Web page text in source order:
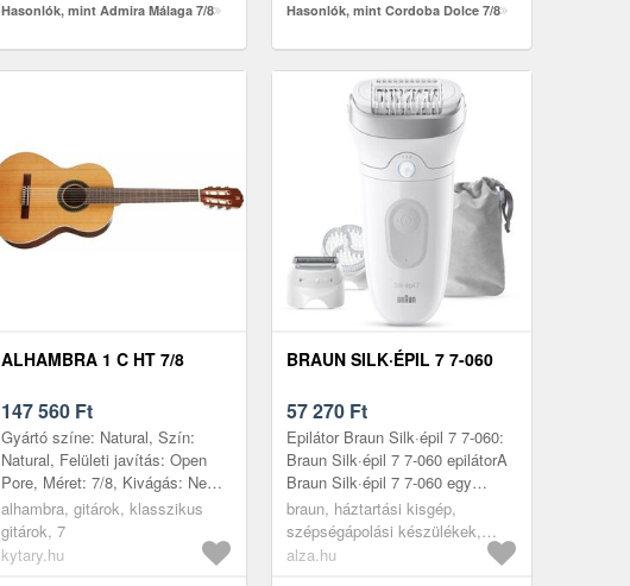
Hasonlók, mint Admira Málaga 7/8 Hasonlók, mint Cordoba Dolce 7/8
ALHAMBRA 1 C HT 7/8
147 560 Ft
Gyártó színe: Natural, Szín:
Natural, Felületi javítás: Open
Pore, Méret: 7/8, Kivágás: Nem,
Korpusz: Félmasszív, Első lap:
Cédrusfa-masszív, Hátsó...
alhambra, gitárok, klasszikus
gitárok, 7
kytary.hu
BRAUN SILK·ÉPIL 7 7-060
57 270 Ft
Epilátor Braun Silk·épil 7 7-060:
Braun Silk·épil 7 7-060 epilátorA
Braun Silk·épil 7 7-060 egy
klasszikus otthoni epilátor,
amelyet testre és inti...
braun, háztartási kisgép,
szépségápolási készülékek,
epilátorok
alza.hu